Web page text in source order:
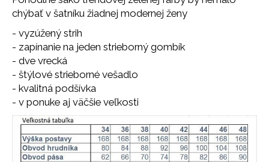
chýbať v šatníku žiadnej modernej ženy
- vyzúžený strih
- zapínanie na jeden strieborný gombík
- dve vrecká
- štýlové strieborné vešadlo
- kvalitná podšívka
- v ponuke aj väčšie veľkosti
a
m
e
NOHAVIČKY
BLACK
7
€